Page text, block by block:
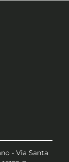
- Via Santa